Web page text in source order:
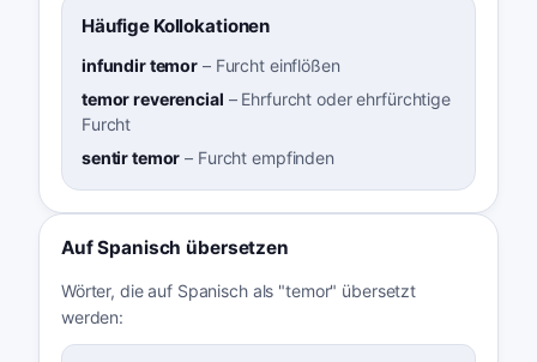
Häufige Kollokationen
infundir temor – Furcht einflößen
temor reverencial – Ehrfurcht oder ehrfürchtige
Furcht
sentir temor – Furcht empfinden
Auf Spanisch übersetzen
Wörter, die auf Spanisch als "temor" übersetzt
werden: